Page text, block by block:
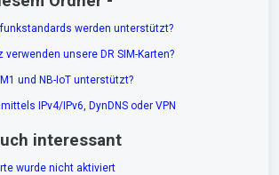
werden unterstützt?
verwenden unsere DR SIM-Karten?
M1 und NB-IoT unterstützt?
IPv4/IPv6, DynDNS oder VPN
interessant
wurde nicht aktiviert